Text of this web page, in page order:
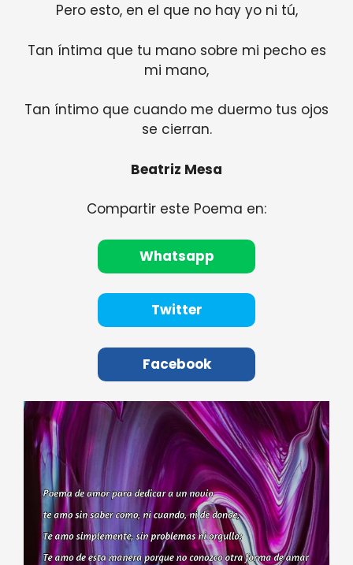
Pero esto, en el que no hay yo ni tú,
Tan íntima que tu mano sobre mi pecho es
mi mano,
Tan íntimo que cuando me duermo tus ojos
se cierran.
Beatriz Mesa
Compartir este Poema en:
Whatsapp
Twitter
Facebook